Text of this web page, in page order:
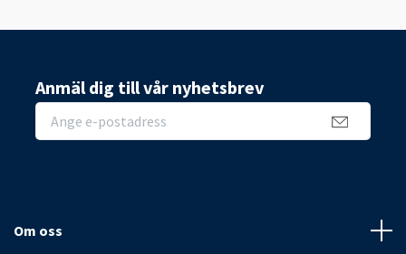
Anmäl dig till vår nyhetsbrev
Om oss